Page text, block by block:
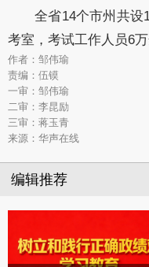
全省14个市州共设
考室，考试工作人员6万
作者：邹伟瑜
责编：伍镆
一审：邹伟瑜
二审：李昆励
三审：蒋玉青
来源：华声在线
编辑推荐